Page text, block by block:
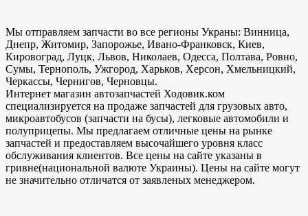
Мы отправляем запчасти во все регионы Украны: Винница,
Днепр, Житомир, Запорожье, Ивано-Франковск, Киев,
Кировоград, Луцк, Львов, Николаев, Одесса, Полтава, Ровно,
Сумы, Тернополь, Ужгород, Харьков, Херсон, Хмельницкий,
Черкассы, Чернигов, Черновцы.
Интернет магазин автозапчастей Ходовик.ком
специализируется на продаже запчастей для грузовых авто,
микроавтобусов (запчасти на бусы), легковые автомобили и
полуприцепы. Мы предлагаем отличные цены на рынке
запчастей и предоставляем высочайшего уровня класс
обслуживания клиентов. Все цены на сайте указаны в
гривне(национальной валюте Украины). Цены на сайте могут
не значительно отличатся от заявленых менеджером.